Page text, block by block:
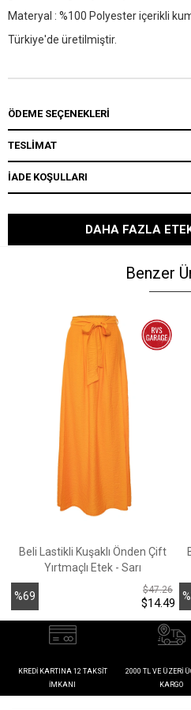
Materyal : %100 Polyester içerikli
Türkiye'de üretilmiştir.
ÖDEME SEÇENEKLERI
TESLİMAT
İADE KOŞULLARI
DAHA FAZLA
Benzer
Beli Lastikli Kuşaklı Önden Çift
Yırtmaçlı Etek - Sarı
%69
İndirim
$14.49
$47.26
KREDI KARTINA 12 TAKSIT
İMKANI
2000 TL VE ÜZERI
KARGO